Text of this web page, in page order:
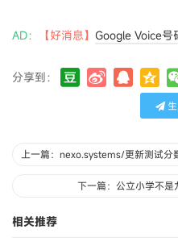
AD： 【好消息】 Google Voice号
分享到：
生
下一篇：公立小学不
相关推荐